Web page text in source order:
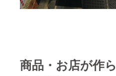
商品・お店が作ら